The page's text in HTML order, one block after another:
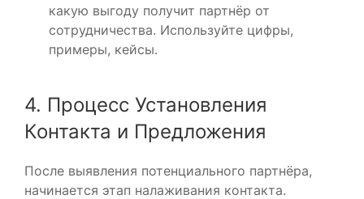
какую выгоду получит партнёр от
сотрудничества. Используйте цифры,
примеры, кейсы.
4. Процесс Установления
Контакта и Предложения
После выявления потенциального партнёра,
начинается этап налаживания контакта.